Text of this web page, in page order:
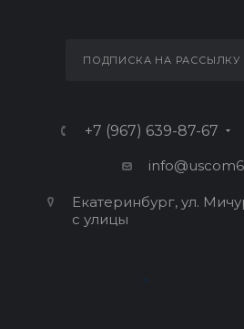
ПОДПИСКА НА РАССЫЛКУ
+7 (967) 639-87-67
Екатеринбург, ул.
с улицы
>